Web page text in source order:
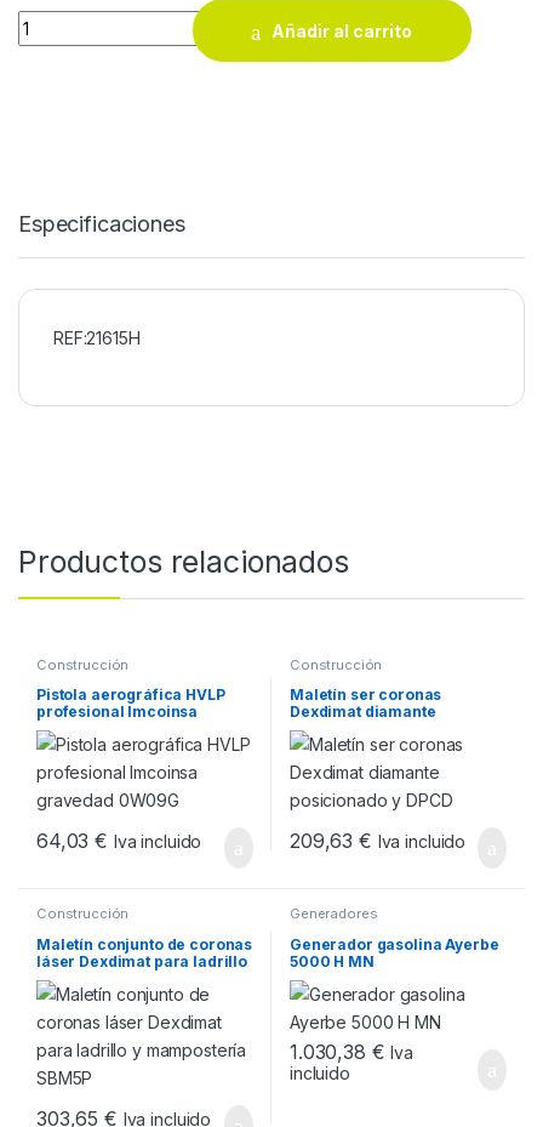
Compactadora Pisón PIM 70 Imcoinsa 21615H 70 kg quantity
Añadir al carrito
Especificaciones
REF:21615H
Productos relacionados
Construcción
Pistola aerográfica HVLP
profesional Imcoinsa
gravedad 0W09G
64,03€ Iva incluido
Construcción
Maletín ser coronas
Dexdimat diamante
posicionado y DPCD
209,63€ Iva incluido
Construcción
Maletín conjunto de coronas
láser Dexdimat para ladrillo
y mampostería SBM5P
303,65€ Iva incluido
Generadores
Generador gasolina Ayerbe
5000 H MN
1.030,38 € Iva
incluido